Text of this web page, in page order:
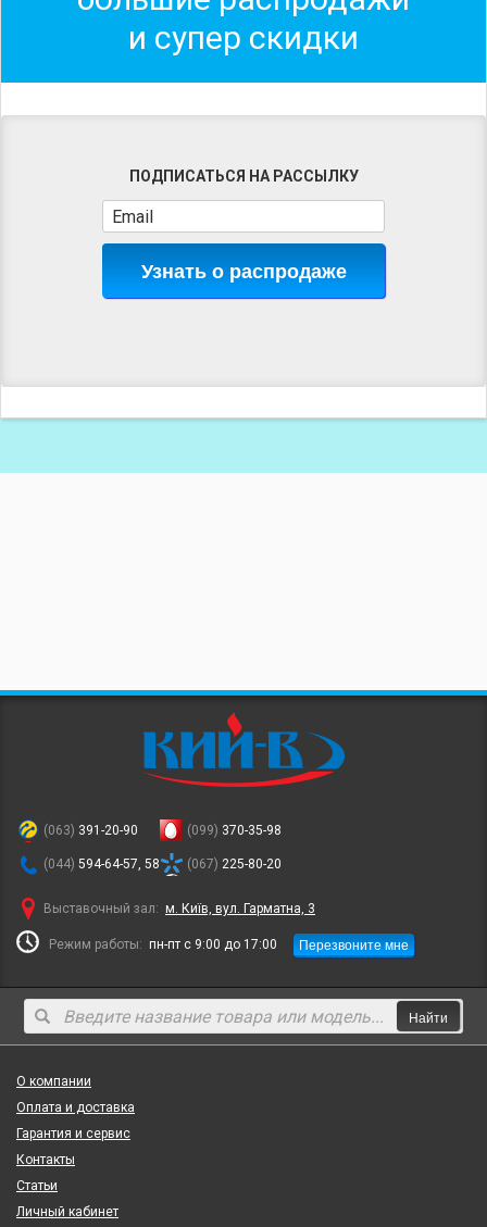
и супер скидки
ПОДПИСАТЬСЯ НА РАССЫЛКУ
Узнать о распродаже
(063) 391-20-90
(044) 594-64-57, 58
(099) 370-35-98
(067) 225-80-20
Выставочный зал: м. Київ, вул. Гарматна, 3
Режим работы: пн-пт с 9:00 до 17:00 Перезвоните мне
Найти
О компании
Оплата и доставка
Гарантия и сервис
Контакты
Статьи
Личный кабинет